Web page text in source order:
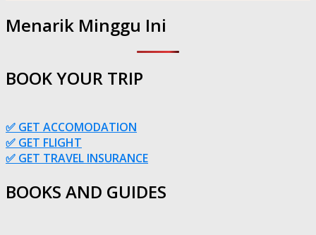
Menarik Minggu Ini
BOOK YOUR TRIP
✅ GET ACCOMODATION
✅ GET FLIGHT
✅ GET TRAVEL INSURANCE
BOOKS AND GUIDES